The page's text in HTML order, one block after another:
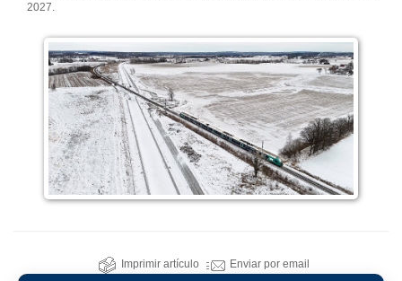
2027.
Imprimir artículo Enviar por email